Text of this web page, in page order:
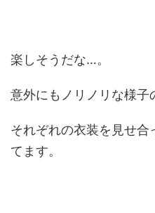
楽しそうだな…。
意外にもノリノリな様子
それぞれの衣装を見せ合
てます。